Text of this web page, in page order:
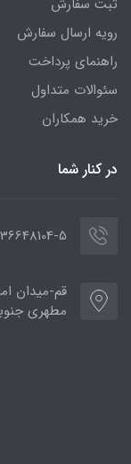
ثبت سفارش
رویه ارسال سفارش
راهنمای پرداخت
سئوالات متداول
خرید همکاران
در کنار شما
025-36648104-5 ساعات اداری
قم-میدان
مطهری